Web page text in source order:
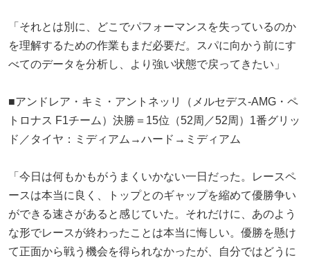
「それとは別に、どこでパフォーマンスを失っているのか
を理解するための作業もまだ必要だ。スパに向かう前にす
べてのデータを分析し、より強い状態で戻ってきたい」
■アンドレア・キミ・アントネッリ（メルセデス-AMG・ペ
トロナス F1チーム）決勝＝15位（52周／52周）1番グリッ
ド／タイヤ：ミディアム→ハード→ミディアム
「今日は何もかもがうまくいかない一日だった。レースペ
ースは本当に良く、トップとのギャップを縮めて優勝争い
ができる速さがあると感じていた。それだけに、あのよう
な形でレースが終わったことは本当に悔しい。優勝を懸け
て正面から戦う機会を得られなかったが、自分ではどうに